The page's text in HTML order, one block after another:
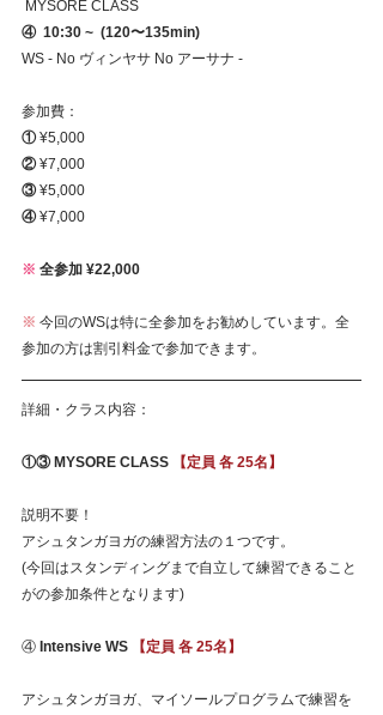
MYSORE CLASS
④ 10:30 ~  (120〜135min)
WS - No ヴィンヤサ No アーサナ -
参加費：
① ¥5,000
② ¥7,000
③ ¥5,000
④ ¥7,000
※ 全参加 ¥22,000
※ 今回のWSは特に全参加をお勧めしています。全
参加の方は割引料金で参加できます。
詳細・クラス内容：
①③ MYSORE CLASS 【定員 各 25名】
説明不要！
アシュタンガヨガの練習方法の１つです。
(今回はスタンディングまで自立して練習できること
がの参加条件となります)
④ Intensive WS 【定員 各 25名】
アシュタンガヨガ、マイソールプログラムで練習を